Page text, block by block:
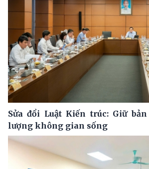
Sửa đổi Luật Kiến trúc: Giữ
lượng không gian sống